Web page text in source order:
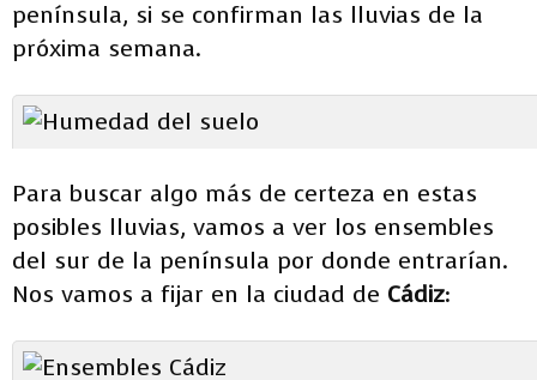
península, si se confirman las lluvias de la
próxima semana.
Para buscar algo más de certeza en estas
posibles lluvias, vamos a ver los ensembles
del sur de la península por donde entrarían.
Nos vamos a fijar en la ciudad de Cádiz: